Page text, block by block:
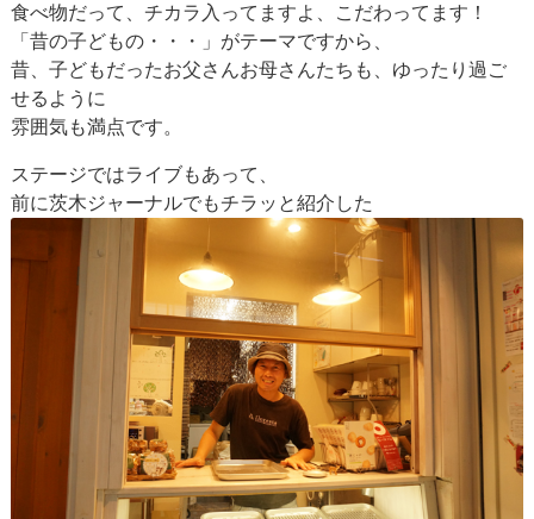
食べ物だって、チカラ入ってますよ、こだわってます！
「昔の子どもの・・・」がテーマですから、
昔、子どもだったお父さんお母さんたちも、ゆったり過ご
せるように
雰囲気も満点です。
ステージではライブもあって、
前に茨木ジャーナルでもチラッと紹介した